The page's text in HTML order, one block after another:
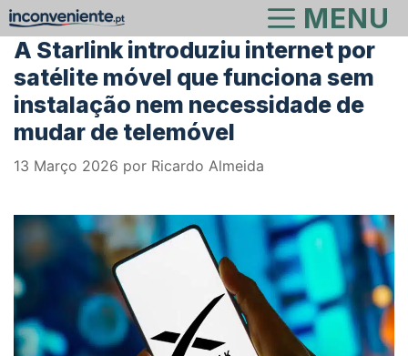
Saltar
para
conteúdo
MENU
A Starlink introduziu internet por
satélite móvel que funciona sem
instalação nem necessidade de
mudar de telemóvel
13 Março 2026 por Ricardo Almeida